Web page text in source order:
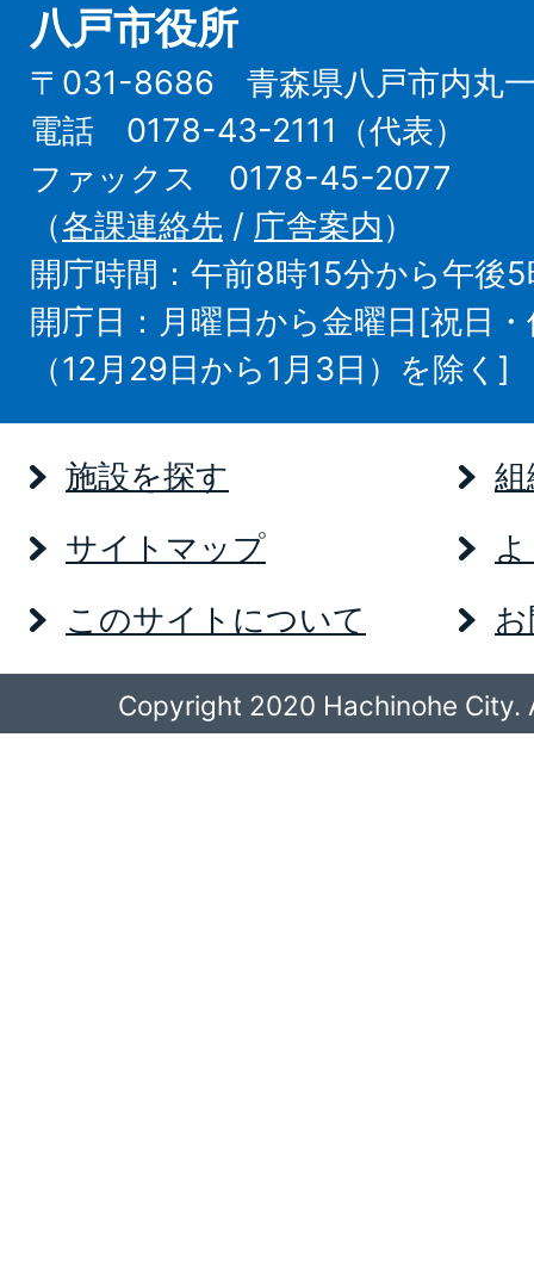
八戸市役所
〒031-8686 青森県八戸市内丸一
電話 0178-43-2111（代表）
ファックス 0178-45-2077
（各課連絡先 / 庁舎案内）
開庁時間：午前8時15分から午後5
開庁日：月曜日から金曜日[祝日
（12月29日から1月3日）を除く]
施設を探す
サイトマップ
このサイトについて
Copyright 2020 Hachinohe City.